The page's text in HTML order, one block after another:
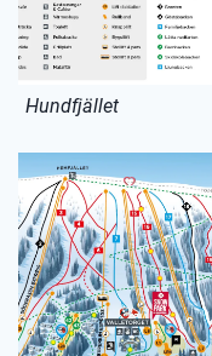
Hundfjället